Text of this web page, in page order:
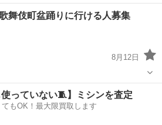
いですし 自分のペースで働くことも
『シフトが削られた…』
警備員
舞伎町盆踊りに行ける人募集
8月12日
盆踊り
使っていない🧵】ミシンを査定
もOK！最大限買取します